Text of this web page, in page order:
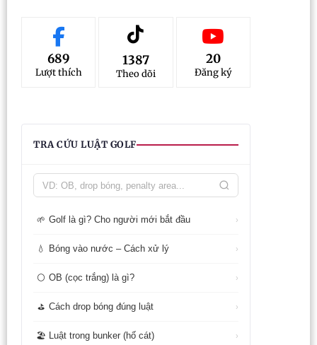
689
Lượt thích
1387
Theo dõi
20
Đăng ký
TRA CỨU LUẬT GOLF
🌱 Golf là gì? Cho người mới bắt đầu ›
💧 Bóng vào nước – Cách xử lý ›
⚪ OB (cọc trắng) là gì? ›
⛳ Cách drop bóng đúng luật ›
🏖️ Luật trong bunker (hố cát) ›